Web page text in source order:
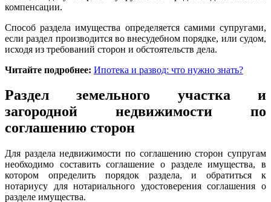
компенсации.
Способ раздела имущества определяется самими супругами,
если раздел производится во внесудебном порядке, или судом,
исходя из требований сторон и обстоятельств дела.
Читайте подробнее: Ипотека и развод: что нужно знать?
Раздел земельного участка и
загородной недвижимости по
соглашению сторон
Для раздела недвижимости по соглашению сторон супругам
необходимо составить соглашение о разделе имущества, в
котором определить порядок раздела, и обратиться к
нотариусу для нотариального удостоверения соглашения о
разделе имущества.